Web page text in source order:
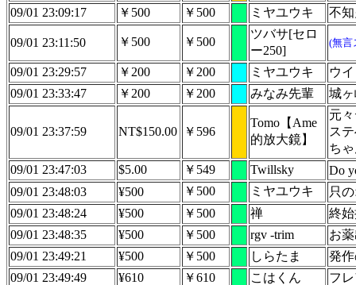
09/01 23:09:17 ￥500 ￥500 ミヤユウキ 不
09/01 23:11:50 ￥500 ￥500
ツバサ[セロ
ー250]
(無言
09/01 23:29:57 ￥200 ￥200 ミヤユウキ
ウ
09/01 23:33:47
￥200 ￥200 みなみ先輩 城
09/01 23:37:59 NT$150.00 ￥596
Tomo【Ame
的放大鏡】
元
ス
ち
09/01 23:47:03
$5.00 ￥549 Twillsky
Do
09/01 23:48:03
¥500 ￥500 ミヤユウキ
只
09/01 23:48:24
¥500 ￥500 禅
終
09/01 23:48:35
¥500 ￥500 rgv -trim
お
09/01 23:49:21
¥500 ￥500 しらたま
発
09/01 23:49:49
¥610 ￥610 こはくん
フ